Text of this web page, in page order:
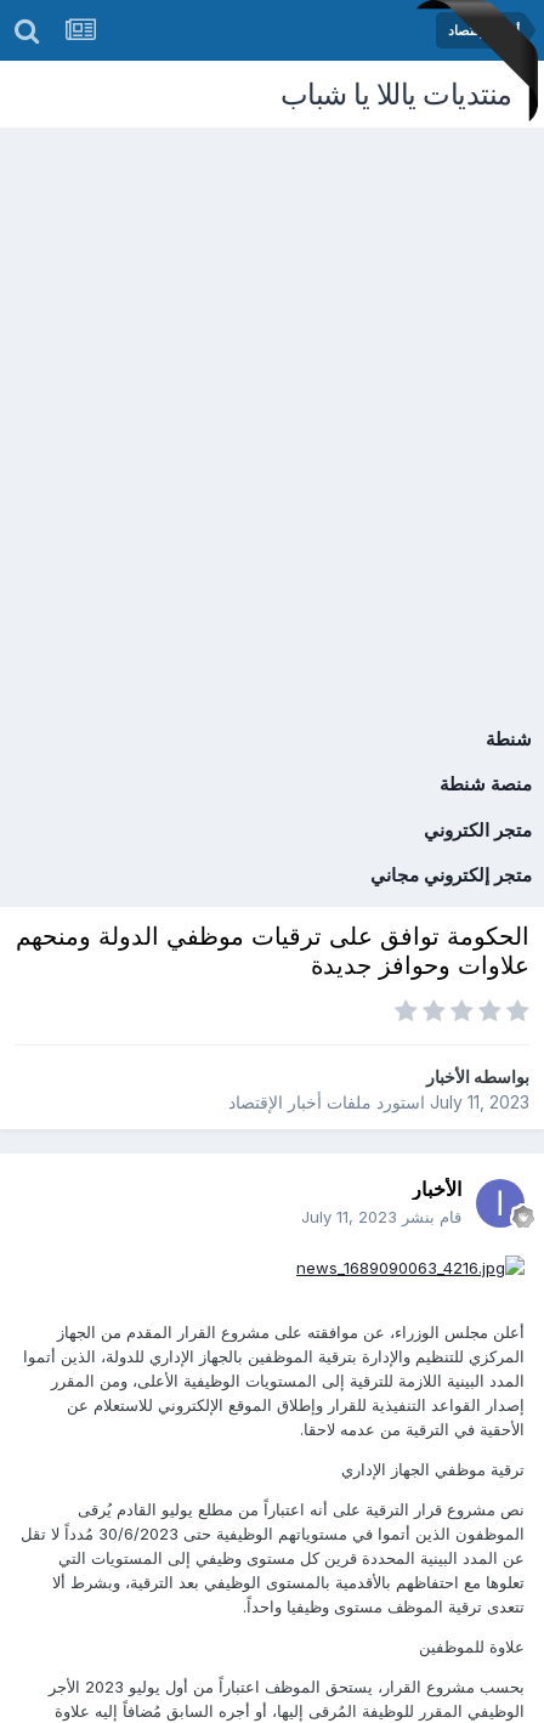
أخبار الإقتصاد
منتديات ياللا يا شباب
شنطة
منصة شنطة
متجر الكتروني
متجر إلكتروني مجاني
الحكومة توافق على ترقيات موظفي الدولة ومنحهم
علاوات وحوافز جديدة
بواسطهالأخبار
July 11, 2023استورد ملفات أخبار الإقتصاد
الأخبار
قام بنشر July 11, 2023
أعلن مجلس الوزراء، عن موافقته على مشروع القرار المقدم من الجهاز
المركزي للتنظيم والإدارة بترقية الموظفين بالجهاز الإداري للدولة، الذين أتموا
المدد البينية اللازمة للترقية إلى المستويات الوظيفية الأعلى، ومن المقرر
إصدار القواعد التنفيذية للقرار وإطلاق الموقع الإلكتروني للاستعلام عن
الأحقية في الترقية من عدمه لاحقا.
ترقية موظفي الجهاز الإداري
نص مشروع قرار الترقية على أنه اعتباراً من مطلع يوليو القادم يُرقى
الموظفون الذين أتموا في مستوياتهم الوظيفية حتى 30/6/2023 مُدداً لا تقل
عن المدد البينية المحددة قرين كل مستوى وظيفي إلى المستويات التي
تعلوها مع احتفاظهم بالأقدمية بالمستوى الوظيفي بعد الترقية، وبشرط ألا
تتعدى ترقية الموظف مستوى وظيفيا واحداً.
علاوة للموظفين
بحسب مشروع القرار، يستحق الموظف اعتباراً من أول يوليو 2023 الأجر
الوظيفي المقرر للوظيفة المُرقى إليها، أو أجره السابق مُضافاً إليه علاوة